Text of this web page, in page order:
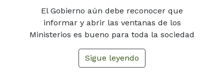
El Gobierno aún debe reconocer que
informar y abrir las ventanas de los
Ministerios es bueno para toda la sociedad
Sigue leyendo